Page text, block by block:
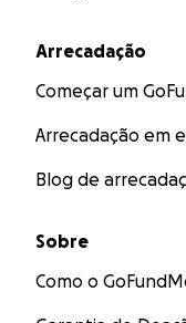
Arrecadação
Começar um
Arrecadação em
Blog de
Sobre
Como o